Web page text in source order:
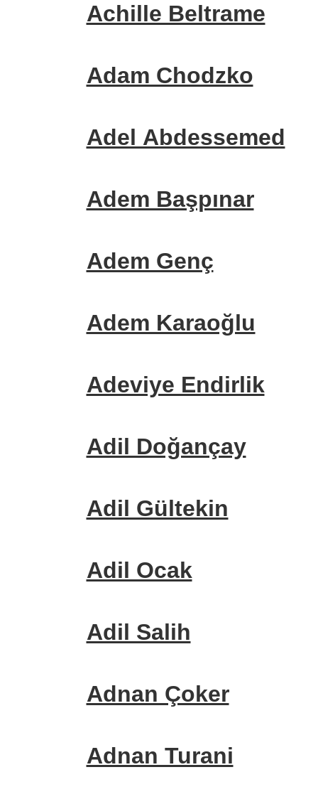
Achille Beltrame
Adam Chodzko
Adel Abdessemed
Adem Başpınar
Adem Genç
Adem Karaoğlu
Adeviye Endirlik
Adil Doğançay
Adil Gültekin
Adil Ocak
Adil Salih
Adnan Çoker
Adnan Turani